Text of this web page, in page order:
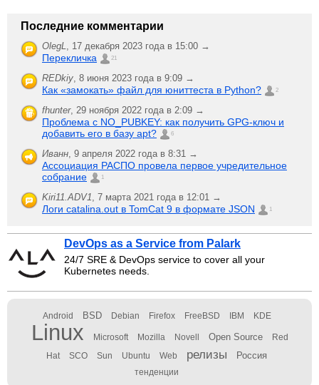
Последние комментарии
OlegL, 17 декабря 2023 года в 15:00 →
Перекличка 21
REDkiy, 8 июня 2023 года в 9:09 →
Как «замокать» файл для юниттеста в Python? 2
fhunter, 29 ноября 2022 года в 2:09 →
Проблема с NO_PUBKEY: как получить GPG-ключ и
добавить его в базу apt?
6
Иванн, 9 апреля 2022 года в 8:31 →
Ассоциация РАСПО провела первое учредительное
собрание
1
Kiri11.ADV1, 7 марта 2021 года в 12:01 →
Логи catalina.out в TomCat 9 в формате JSON 1
DevOps as a Service from Palark
24/7 SRE & DevOps service to cover all your
Kubernetes needs.
Android BSD Debian Firefox FreeBSD IBM KDE
Linux Microsoft Mozilla Novell Open Source Red
Hat SCO Sun Ubuntu Web релизы Россия
тенденции